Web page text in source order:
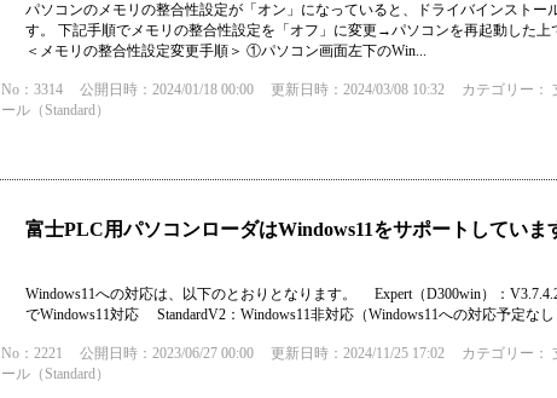
パソコンのメモリの整合性設定が「オン」になっていると、ドライバインストー
す。 下記手順でメモリの整合性設定を「オフ」に変更→パソコンを再起動した上
＜メモリの整合性設定変更手順＞ ①パソコン画面左下のWin...
No：3314 公開日時：2024/01/18 00:00 更新日時：2024/03/08 10:32 カテゴリー：
ール（Standard）
富士PLC用パソコンローダはWindows11をサポートしていま
Windows11への対応は、以下のとおりとなります。 Expert（D300win）：
でWindows11対応 StandardV2：Windows11非対応（Windows11への対応予定な
No：2221 公開日時：2023/06/27 00:00 更新日時：2024/11/25 17:02 カテゴリー：
ール（Standard）